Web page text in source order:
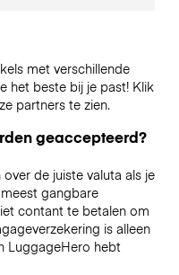
met verschillende
het beste bij je past! Klik
partners te zien.
geaccepteerd?
de juiste valuta als je
gangbare
contant te betalen om
is alleen
LuggageHero hebt